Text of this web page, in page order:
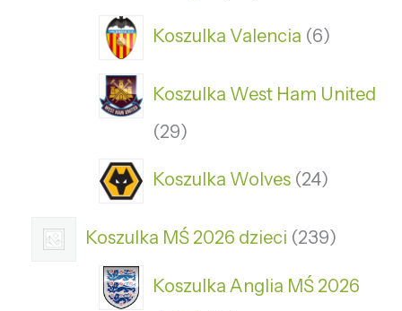
Koszulka Valencia 6
Koszulka West Ham United
29
Koszulka Wolves 24
Koszulka MŚ 2026 dzieci 239
Koszulka Anglia MŚ 2026